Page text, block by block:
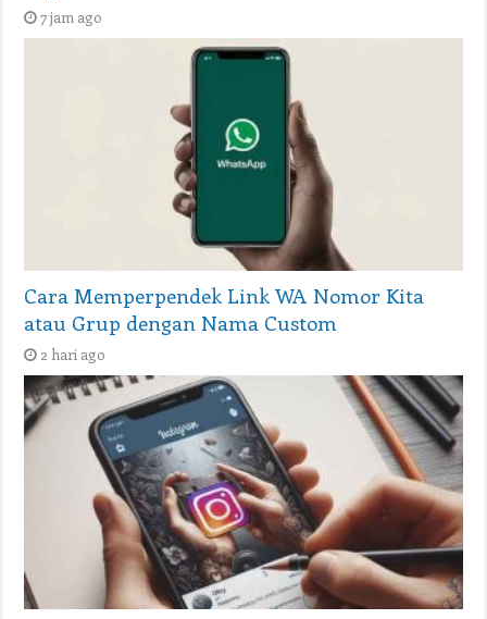
7 jam ago
Cara Memperpendek Link WA Nomor Kita
atau Grup dengan Nama Custom
2 hari ago